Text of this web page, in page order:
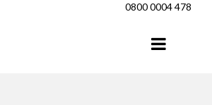
0800 0004 478